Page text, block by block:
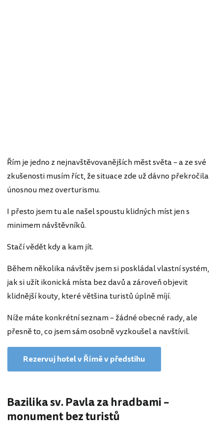
Řím je jedno z nejnavštěvovanějších měst světa – a ze své
zkušenosti musím říct, že situace zde už dávno překročila
únosnou mez overturismu.
I přesto jsem tu ale našel spoustu klidných míst jen s
minimem návštěvníků.
Stačí vědět kdy a kam jít.
Během několika návštěv jsem si poskládal vlastní systém,
jak si užít ikonická místa bez davů a zároveň objevit
klidnější kouty, které většina turistů úplně míjí.
Níže máte konkrétní seznam – žádné obecné rady, ale
přesně to, co jsem sám osobně vyzkoušel a navštívil.
Rezervuj hotel v Římě v předstihu
Bazilika sv. Pavla za hradbami –
monument bez turistů